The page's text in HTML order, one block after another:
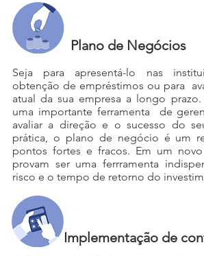
Plano de Negócios
Seja para apresentá-lo nas
obtenção de empréstimos ou para
atual da sua empresa a longo
uma importante ferramenta de
avaliar a direção e o sucesso do
prática, o plano de negócio é um
pontos fortes e fracos. Em um
provam ser uma ferrramenta
risco e o tempo de retorno do
Implementação de